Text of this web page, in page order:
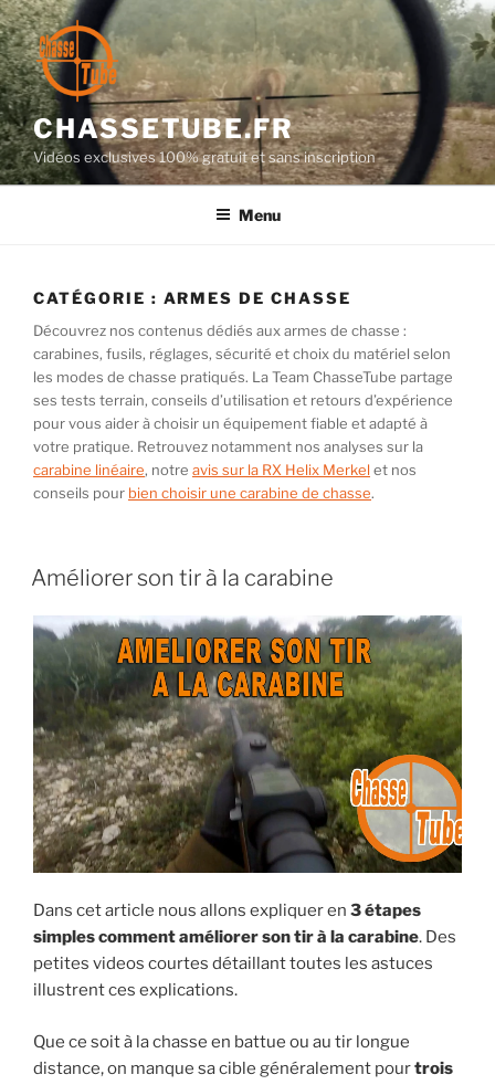
Aller
au
contenu
principal
CHASSETUBE.FR
Vidéos exclusives 100% gratuit et sans inscription
Menu
CATÉGORIE : ARMES DE CHASSE
Découvrez nos contenus dédiés aux armes de chasse :
carabines, fusils, réglages, sécurité et choix du matériel selon
les modes de chasse pratiqués. La Team ChasseTube partage
ses tests terrain, conseils d’utilisation et retours d’expérience
pour vous aider à choisir un équipement fiable et adapté à
votre pratique. Retrouvez notamment nos analyses sur la
carabine linéaire, notre avis sur la RX Helix Merkelet nos
conseils pour bien choisir une carabine de chasse.
PUBLIÉ
LE
Améliorer son tir à la carabine
Dans cet article nous allons expliquer en 3 étapes
simples comment améliorer son tir à la carabine. Des
petites videos courtes détaillant toutes les astuces
illustrent ces explications.
Que ce soit à la chasse en battue ou au tir longue
distance, on manque sa cible généralement pourtrois